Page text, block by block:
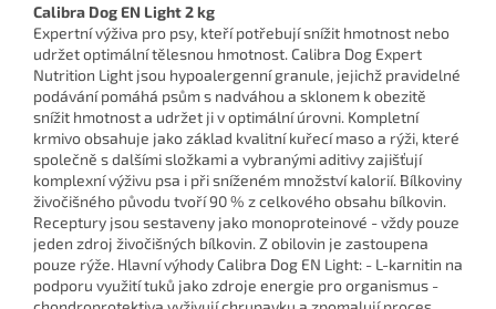
Calibra Dog EN Light 2 kg
Expertní výživa pro psy, kteří potřebují snížit hmotnost nebo
udržet optimální tělesnou hmotnost. Calibra Dog Expert
Nutrition Light jsou hypoalergenní granule, jejichž pravidelné
podávání pomáhá psům s nadváhou a sklonem k obezitě
snížit hmotnost a udržet ji v optimální úrovni. Kompletní
krmivo obsahuje jako základ kvalitní kuřecí maso a rýži, které
společně s dalšími složkami a vybranými aditivy zajišťují
komplexní výživu psa i při sníženém množství kalorií. Bílkoviny
živočišného původu tvoří 90 % z celkového obsahu bílkovin.
Receptury jsou sestaveny jako monoproteinové - vždy pouze
jeden zdroj živočišných bílkovin. Z obilovin je zastoupena
pouze rýže. Hlavní výhody Calibra Dog EN Light: - L-karnitin na
podporu využití tuků jako zdroje energie pro organismus -